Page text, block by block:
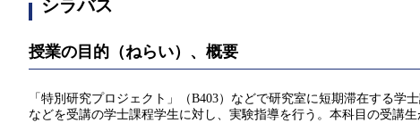
シラバス
授業の目的（ねらい）、概要
「特別研究プロジェクト」（B403）などで研究室に短期滞在する
などを受講の学士課程学生に対し、実験指導を行う。本科目の受講